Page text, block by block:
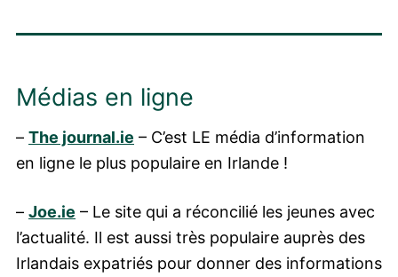
Médias en ligne
– The journal.ie – C’est LE média d’information
en ligne le plus populaire en Irlande !
– Joe.ie – Le site qui a réconcilié les jeunes avec
l’actualité. Il est aussi très populaire auprès des
Irlandais expatriés pour donner des informations